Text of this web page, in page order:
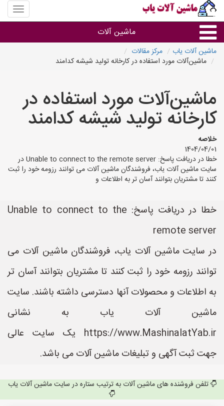
منوی
سایت
آلات
ماشین آلات
ماشین آلات
سایر گروه ها
ماشین آلات
ماشین آلات یاب
مرکز مقالات
ماشین‌آلات مورد استفاده در کارخانه تولید شیشه کدامند
ماشین‌آلات مورد استفاده در
کارخانه تولید شیشه کدامند
خلاصه
1404/04/01
خطا در دریافت پاسخ: Unable to connect to the remote server در
سایت ماشین آلات یاب، فروشندگان ماشین آلات می توانند رزومه خود را ثبت
کنند تا مشتریان بتوانند آسان تر به اطلاعات و
خطا در دریافت پاسخ: Unable to connect to the
remote server
در سایت ماشین آلات یاب، فروشندگان ماشین آلات می
توانند رزومه خود را ثبت کنند تا مشتریان بتوانند آسان تر
به اطلاعات و محصولات آنها دسترسی داشته باشند. سایت
ماشین آلات یاب به نشانی
https://www.MashinalatYab.ir یک سایت عالی
جهت ثبت آگهی و تبلیغات ماشین آلات می باشد.
تلفن فروشنده های ماشین آلات به ترتیب ستاره در سایت ماشین آلات یاب